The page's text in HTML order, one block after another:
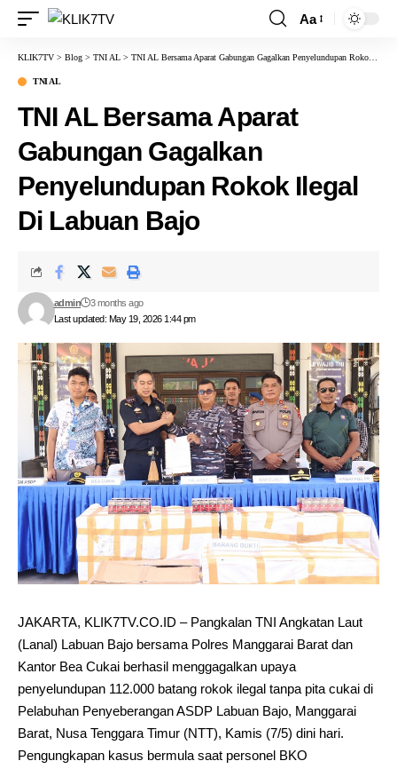
Aa
KLIK7TV > Blog > TNI AL > TNI AL Bersama Aparat Gabungan Gagalkan Penyelundupan Rokok Ilegal Di Labuan Bajo
TNI AL
TNI AL Bersama Aparat
Gabungan Gagalkan
Penyelundupan Rokok Ilegal
Di Labuan Bajo
Last updated: May 19, 2026 1:44 pm
admin 3 months ago
JAKARTA, KLIK7TV.CO.ID – Pangkalan TNI Angkatan Laut
(Lanal) Labuan Bajo bersama Polres Manggarai Barat dan
Kantor Bea Cukai berhasil menggagalkan upaya
penyelundupan 112.000 batang rokok ilegal tanpa pita cukai di
Pelabuhan Penyeberangan ASDP Labuan Bajo, Manggarai
Barat, Nusa Tenggara Timur (NTT), Kamis (7/5) dini hari.
Pengungkapan kasus bermula saat personel BKO